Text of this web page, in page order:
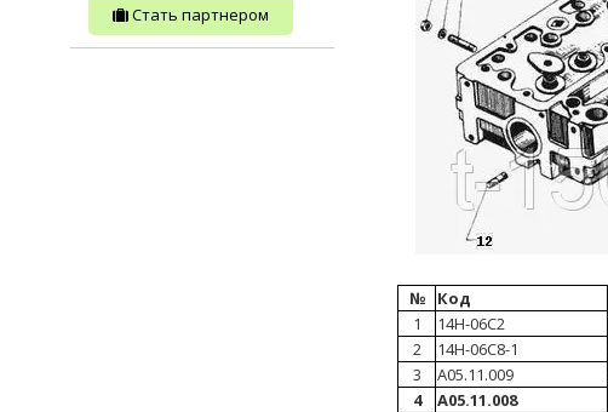
№ Код
1
14Н-06С2
2
14Н-06С8-1
3
А05.11.009
4
А05.11.008
Стать партнером